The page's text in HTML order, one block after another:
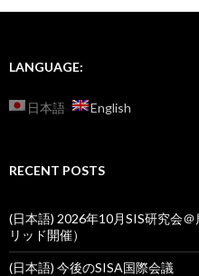
LANGUAGE:
日本語 English
RECENT POSTS
(日本語) 2026年10月SIS研究会
リッド開催）
(日本語) 今後のSISA国際会議